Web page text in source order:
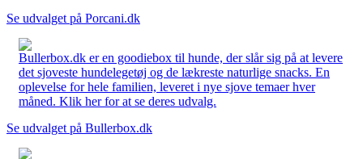
Se udvalget på Porcani.dk
Bullerbox.dk er en goodiebox til hunde, der slår sig på at levere
det sjoveste hundelegetøj og de lækreste naturlige snacks. En
oplevelse for hele familien, leveret i nye sjove temaer hver
måned. Klik her for at se deres udvalg.
Se udvalget på Bullerbox.dk